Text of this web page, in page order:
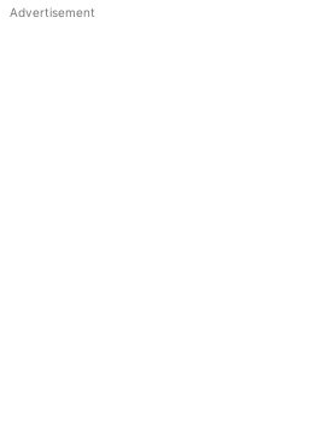
Advertisement